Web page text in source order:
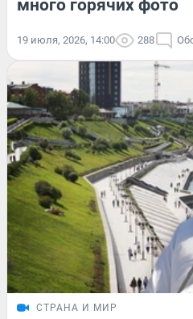
много горячих фото
19 июля, 2026, 14:00 288
СТРАНА И МИР